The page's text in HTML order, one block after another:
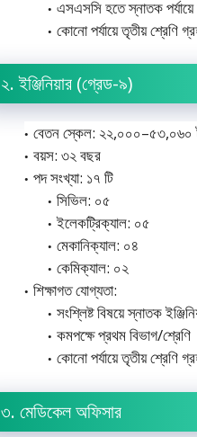
এসএসসি হতে স্নাতক
কোনো পর্যায়ে তৃতীয় শ্রেণি
২. ইঞ্জিনিয়ার (গ্রেড-৯)
বেতন স্কেল: ২২,০০০–৫৩,০৬০
বয়স: ৩২ বছর
পদ সংখ্যা: ১৭ টি
সিভিল: ০৫
ইলেকট্রিক্যাল: ০৫
মেকানিক্যাল: ০৪
কেমিক্যাল: ০২
শিক্ষাগত যোগ্যতা:
সংশ্লিষ্ট বিষয়ে স্নাতক
কমপক্ষে প্রথম বিভাগ/শ্রেণি
কোনো পর্যায়ে তৃতীয় শ্রেণি
৩. মেডিকেল অফিসার